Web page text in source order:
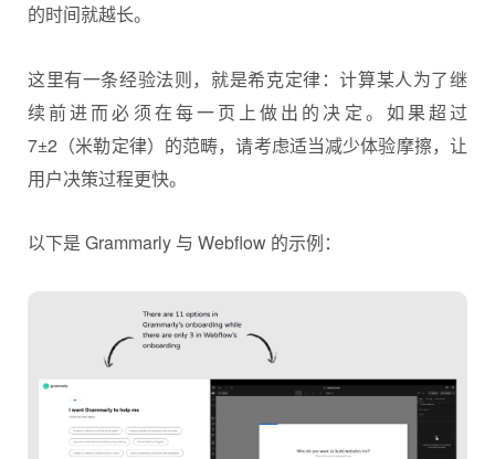
的时间就越长。
这里有一条经验法则，就是希克定律：计算某人为了继
续前进而必须在每一页上做出的决定。如果超过
7±2（米勒定律）的范畴，请考虑适当减少体验摩擦，让
用户决策过程更快。
以下是 Grammarly 与 Webflow 的示例：